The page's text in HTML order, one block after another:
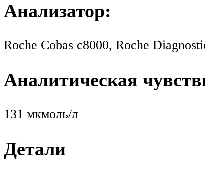
Анализатор:
Roche Cobas c8000, Roche
Аналитическая
131 мкмоль/л
Детали